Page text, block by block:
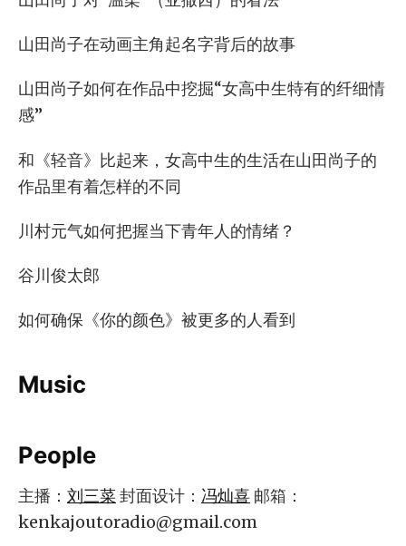
山田尚子在动画主角起名字背后的故事
山田尚子如何在作品中挖掘“女高中生特有的纤细情
感”
和《轻音》比起来，女高中生的生活在山田尚子的
作品里有着怎样的不同
川村元气如何把握当下青年人的情绪？
谷川俊太郎
如何确保《你的颜色》被更多的人看到
Music
People
主播： 刘三菜 封面设计： 冯灿喜 邮箱：
kenkajoutoradio@gmail.com